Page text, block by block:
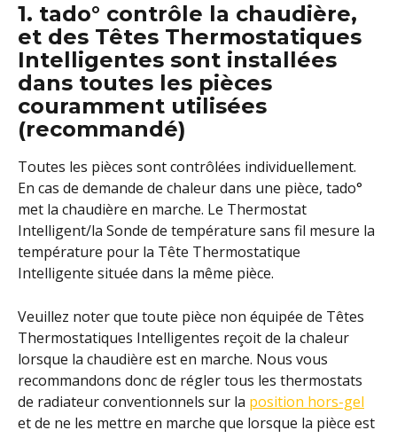
1. tado° contrôle la chaudière,
et des Têtes Thermostatiques
Intelligentes sont installées
dans toutes les pièces
couramment utilisées
(recommandé)
Toutes les pièces sont contrôlées individuellement.
En cas de demande de chaleur dans une pièce, tado°
met la chaudière en marche. Le Thermostat
Intelligent/la Sonde de température sans fil mesure la
température pour la Tête Thermostatique
Intelligente située dans la même pièce.
Veuillez noter que toute pièce non équipée de Têtes
Thermostatiques Intelligentes reçoit de la chaleur
lorsque la chaudière est en marche. Nous vous
recommandons donc de régler tous les thermostats
de radiateur conventionnels sur la position hors-gel
et de ne les mettre en marche que lorsque la pièce est